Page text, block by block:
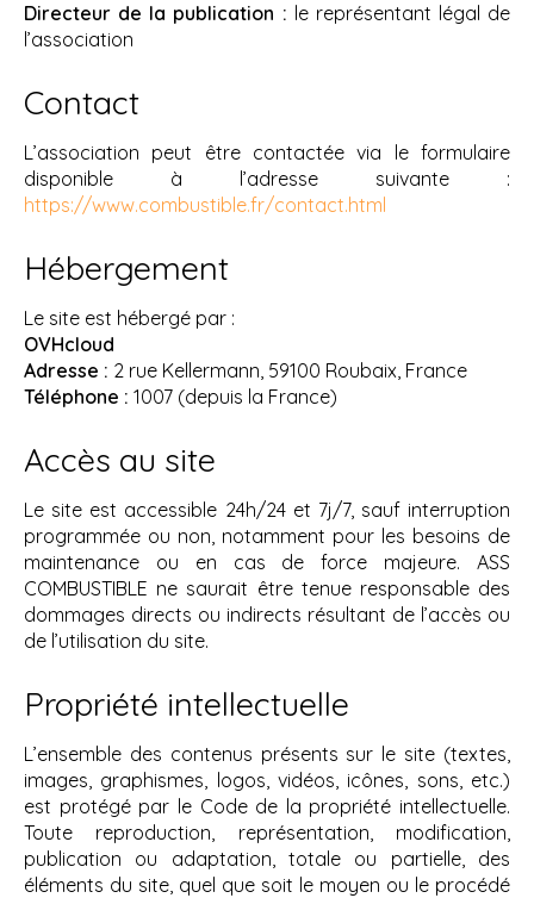
Directeur de la publication : le représentant légal de
l’association
Contact
L’association peut être contactée via le formulaire
disponible à l’adresse suivante :
https://www.combustible.fr/contact.html
Hébergement
Le site est hébergé par :
OVHcloud
Adresse : 2 rue Kellermann, 59100 Roubaix, France
Téléphone : 1007 (depuis la France)
Accès au site
Le site est accessible 24h/24 et 7j/7, sauf interruption
programmée ou non, notamment pour les besoins de
maintenance ou en cas de force majeure. ASS
COMBUSTIBLE ne saurait être tenue responsable des
dommages directs ou indirects résultant de l’accès ou
de l’utilisation du site.
Propriété intellectuelle
L’ensemble des contenus présents sur le site (textes,
images, graphismes, logos, vidéos, icônes, sons, etc.)
est protégé par le Code de la propriété intellectuelle.
Toute reproduction, représentation, modification,
publication ou adaptation, totale ou partielle, des
éléments du site, quel que soit le moyen ou le procédé